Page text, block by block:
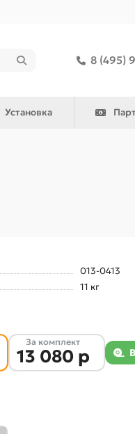
8 (495)
Установка
013-0413
11 кг
За комплект
13 080 р